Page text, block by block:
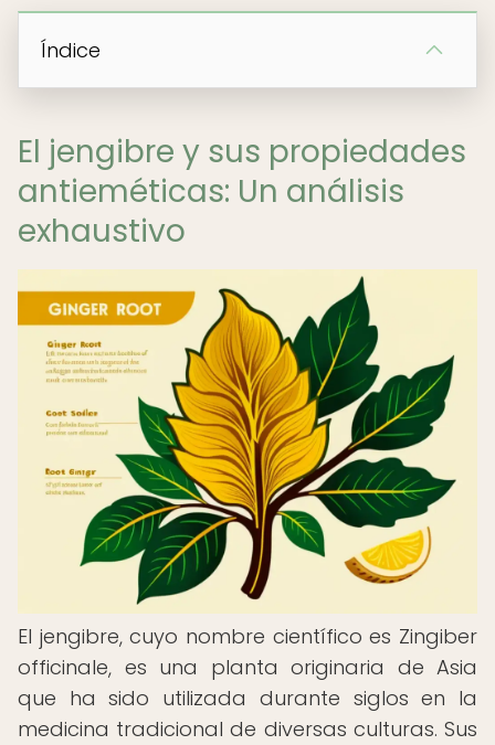
Índice
El jengibre y sus propiedades
antieméticas: Un análisis
exhaustivo
El jengibre, cuyo nombre científico es Zingiber
officinale, es una planta originaria de Asia
que ha sido utilizada durante siglos en la
medicina tradicional de diversas culturas. Sus